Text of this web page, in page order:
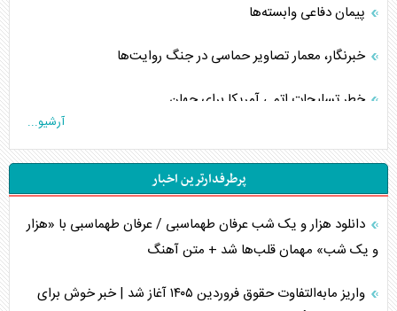
پیمان دفاعی‌ وابسته‌ها
خبرنگار، معمار تصاویر حماسی در جنگ روایت‌ها
خطر تسلیحات اتمی آمریکا برای جهان
جاده ابریشم فضایی/ نفوذ راهبردی و فرازمینی چین
انصارالله و تثبیت معادله «محاصره برابر محاصره»
آرشیو...
پرطرفدارترین اخبار
دانلود هزار و یک شب عرفان طهماسبی / عرفان طهماسبی با «هزار
و یک شب» مهمان قلب‌ها شد + متن آهنگ
واریز مابه‌التفاوت حقوق فروردین ۱۴۰۵ آغاز شد | خبر خوش برای